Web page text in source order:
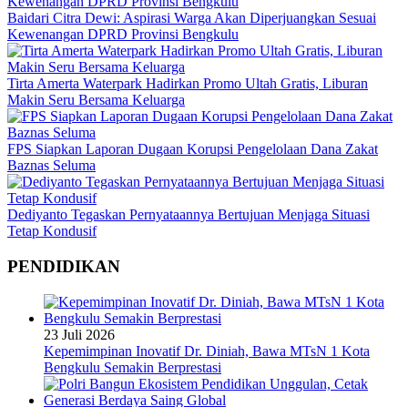
Baidari Citra Dewi: Aspirasi Warga Akan Diperjuangkan Sesuai
Kewenangan DPRD Provinsi Bengkulu
Tirta Amerta Waterpark Hadirkan Promo Ultah Gratis, Liburan
Makin Seru Bersama Keluarga
FPS Siapkan Laporan Dugaan Korupsi Pengelolaan Dana Zakat
Baznas Seluma
Dediyanto Tegaskan Pernyataannya Bertujuan Menjaga Situasi
Tetap Kondusif
PENDIDIKAN
23 Juli 2026
Kepemimpinan Inovatif Dr. Diniah, Bawa MTsN 1 Kota
Bengkulu Semakin Berprestasi